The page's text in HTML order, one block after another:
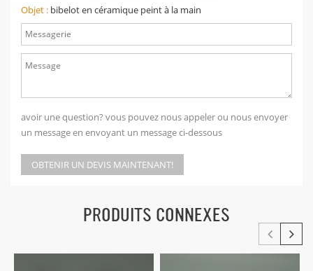
Objet : bibelot en céramique peint à la main
avoir une question? vous pouvez nous appeler ou nous envoyer
un message en envoyant un message ci-dessous
OBTENIR UN DEVIS MAINTENANT!
PRODUITS CONNEXES